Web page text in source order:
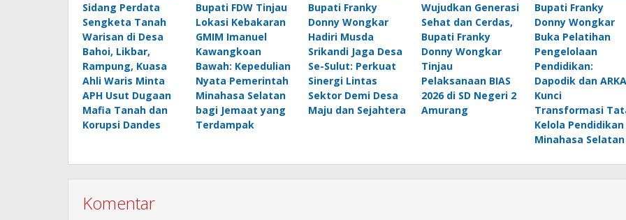
Sidang Perdata
Sengketa Tanah
Warisan di Desa
Bahoi, Likbar,
Rampung, Kuasa
Ahli Waris Minta
APH Usut Dugaan
Mafia Tanah dan
Korupsi Dandes
Bupati FDW Tinjau
Lokasi Kebakaran
GMIM Imanuel
Kawangkoan
Bawah: Kepedulian
Nyata Pemerintah
Minahasa Selatan
bagi Jemaat yang
Terdampak
Bupati Franky
Donny Wongkar
Hadiri Musda
Srikandi Jaga Desa
Se-Sulut: Perkuat
Sinergi Lintas
Sektor Demi Desa
Maju dan Sejahtera
Wujudkan Generasi
Sehat dan Cerdas,
Bupati Franky
Donny Wongkar
Tinjau
Pelaksanaan BIAS
2026 di SD Negeri 2
Amurang
Bupati Franky
Donny Wongkar
Buka Pelatihan
Pengelolaan
Pendidikan:
Dapodik dan
Kunci
Transformasi
Kelola Pendidikan
Minahasa Selatan
Komentar